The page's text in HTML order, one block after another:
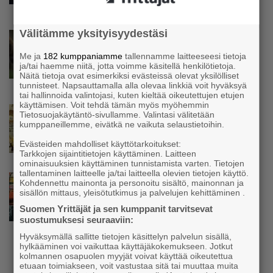
Uutinen
Koneyrittäjät: Lainsäädännössä ”villisian
mentävä porsaanreikä” – ”Rajoitusten
vahingot eivät voi jäädä vain yksittäisen
yrittäjän harteille”
Uutinen
Yrittäjien Mikael Pentikäiseltä YEL-varoitus
Uutinen
Matti Korvela on yrittäjänä harvinaisuus:
”Asiakkainani on eturivin muusikoita niin
Euroopasta kuin Yhdysvalloistakin”
Välitämme yksityisyydestäsi
Me ja 182 kumppaniamme tallennamme laitteeseesi tietoja
ja/tai haemme niitä, jotta voimme käsitellä henkilötietoja.
Näitä tietoja ovat esimerkiksi evästeissä olevat yksilölliset
tunnisteet. Napsauttamalla alla olevaa linkkiä voit hyväksyä
tai hallinnoida valintojasi, kuten kieltää oikeutettujen etujen
käyttämisen. Voit tehdä tämän myös myöhemmin
Tietosuojakäytäntö-sivullamme. Valintasi välitetään
kumppaneillemme, eivätkä ne vaikuta selaustietoihin.
Evästeiden mahdolliset käyttötarkoitukset:
Tarkkojen sijaintitietojen käyttäminen. Laitteen
ominaisuuksien käyttäminen tunnistamista varten. Tietojen
tallentaminen laitteelle ja/tai laitteella olevien tietojen käyttö.
Kohdennettu mainonta ja personoitu sisältö, mainonnan ja
sisällön mittaus, yleisötutkimus ja palvelujen kehittäminen .
Suomen Yrittäjät ja sen kumppanit tarvitsevat
suostumuksesi seuraaviin:
Hyväksymällä sallitte tietojen käsittelyn palvelun sisällä,
hylkääminen voi vaikuttaa käyttäjäkokemukseen. Jotkut
kolmannen osapuolen myyjät voivat käyttää oikeutettua
etuaan toimiakseen, voit vastustaa sitä tai muuttaa muita